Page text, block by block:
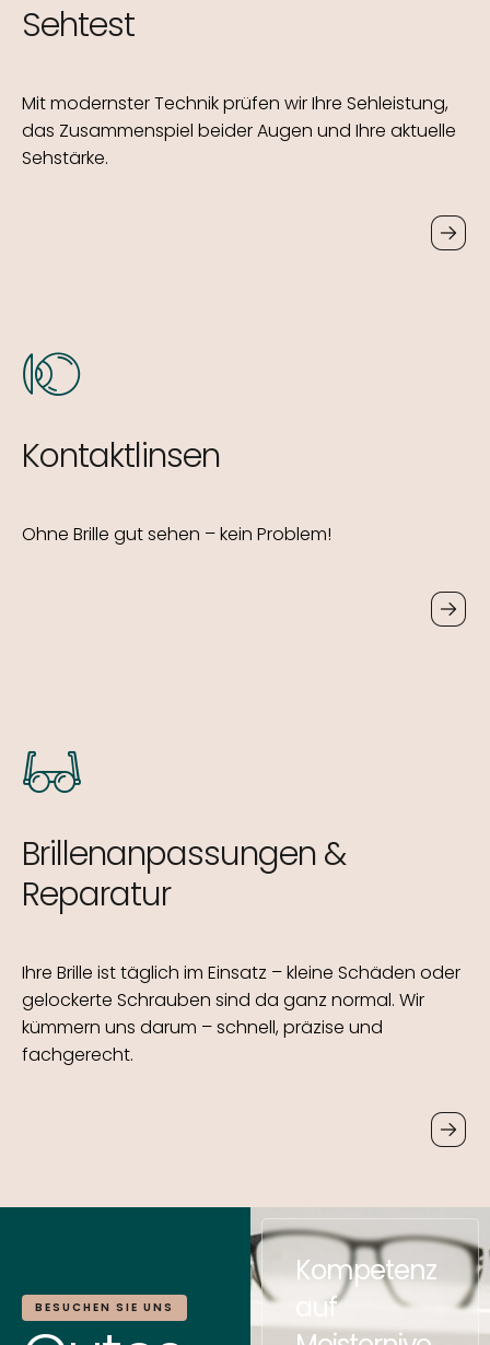
Sehtest
Mit modernster Technik prüfen wir Ihre Sehleistung,
das Zusammenspiel beider Augen und Ihre aktuelle
Sehstärke.
Kontaktlinsen
Ohne Brille gut sehen – kein Problem!
Brillenanpassungen &
Reparatur
Ihre Brille ist täglich im Einsatz – kleine Schäden oder
gelockerte Schrauben sind da ganz normal. Wir
kümmern uns darum – schnell, präzise und
fachgerecht.
Kompetenz
auf
BESUCHEN SIE UNS